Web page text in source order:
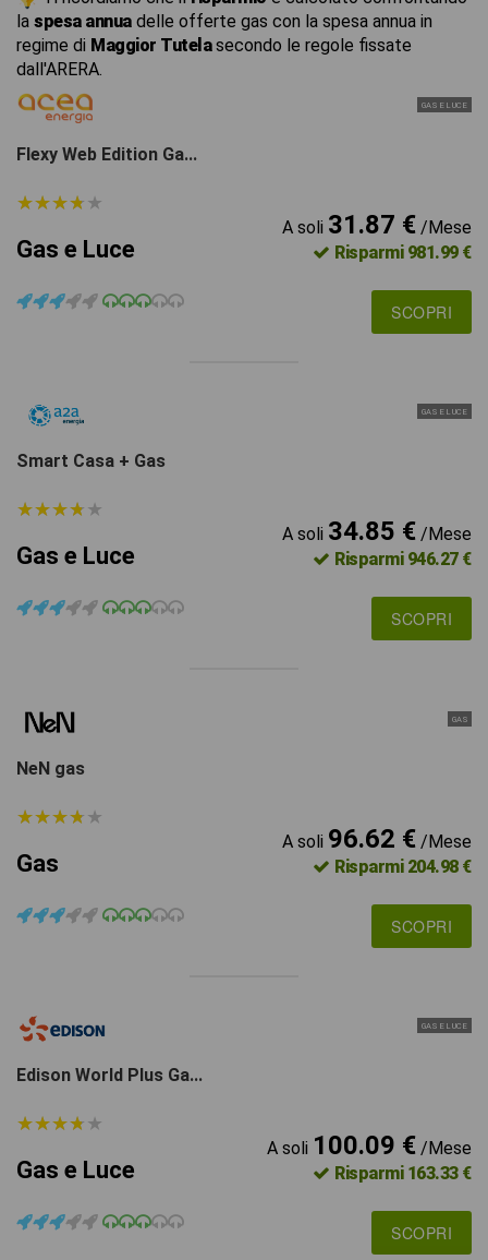
la spesa annuadelle offerte gas con la spesa annua in
regime di Maggior Tutelasecondo le regole fissate
dall'ARERA.
GAS E LUCE
Flexy Web Edition Ga...
★★★★★
★★★★★
Gas e Luce
A soli 31.87 €/Mese
Risparmi 981.99 €
SCOPRI
GAS E LUCE
Smart Casa + Gas
★★★★★
★★★★★
Gas e Luce
A soli 34.85 €/Mese
Risparmi 946.27 €
SCOPRI
GAS
NeN gas
★★★★★
★★★★★
Gas
A soli 96.62 € /Mese
Risparmi 204.98 €
SCOPRI
GAS E LUCE
Edison World Plus Ga...
★★★★★
★★★★★
Gas e Luce
A soli 100.09 € /Mese
Risparmi 163.33 €
SCOPRI